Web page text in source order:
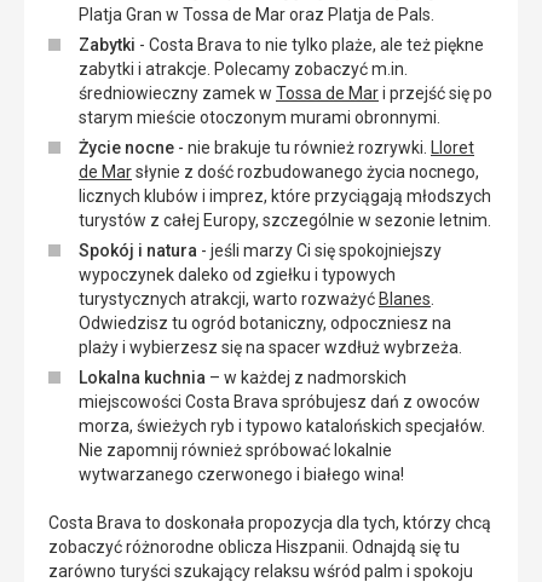
Platja Gran w Tossa de Mar oraz Platja de Pals.
Zabytki - Costa Brava to nie tylko plaże, ale też piękne
zabytki i atrakcje. Polecamy zobaczyć m.in.
średniowieczny zamek w Tossa de Mari przejść się po
starym mieście otoczonym murami obronnymi.
Życie nocne - nie brakuje tu również rozrywki.
Lloret
de Marsłynie z dość rozbudowanego życia nocnego,
licznych klubów i imprez, które przyciągają młodszych
turystów z całej Europy, szczególnie w sezonie letnim.
Spokój i natura - jeśli marzy Ci się spokojniejszy
wypoczynek daleko od zgiełku i typowych
turystycznych atrakcji, warto rozważyć Blanes
Odwiedzisz tu ogród botaniczny, odpoczniesz na
plaży i wybierzesz się na spacer wzdłuż wybrzeża.
Lokalna kuchnia – w każdej z nadmorskich
miejscowości Costa Brava spróbujesz dań z owoców
morza, świeżych ryb i typowo katalońskich specjałów.
Nie zapomnij również spróbować lokalnie
wytwarzanego czerwonego i białego wina!
Costa Brava to doskonała propozycja dla tych, którzy chcą
zobaczyć różnorodne oblicza Hiszpanii. Odnajdą się tu
zarówno turyści szukający relaksu wśród palm i spokoju